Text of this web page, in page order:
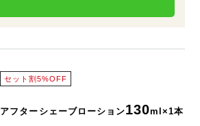
セット割5%OFF
アフターシェーブローション130ml×1本